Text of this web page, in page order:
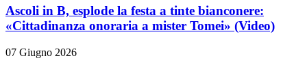
Ascoli in B, esplode la festa a tinte bianconere:
«Cittadinanza onoraria a mister Tomei» (Video)
07 Giugno 2026